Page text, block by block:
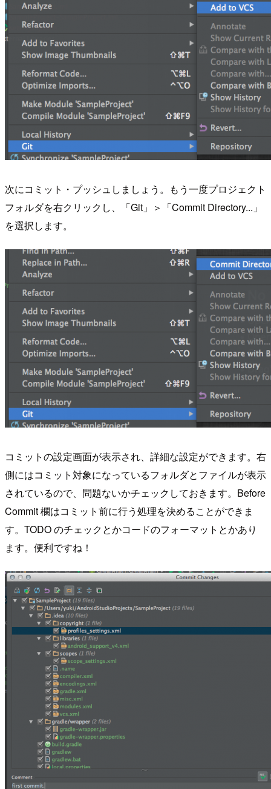
次にコミット・プッシュしましょう。もう一度プロジェクト
フォルダを右クリックし、「Git」＞「Commit Directory...」
を選択します。
コミットの設定画面が表示され、詳細な設定ができます。右
側にはコミット対象になっているフォルダとファイルが表示
されているので、問題ないかチェックしておきます。Before
Commit 欄はコミット前に行う処理を決めることができま
す。TODO のチェックとかコードのフォーマットとかあり
ます。便利ですね！